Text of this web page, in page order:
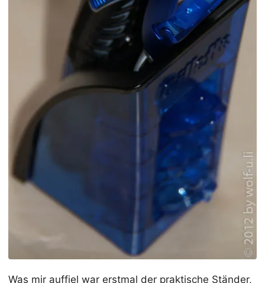
Was mir auffiel war erstmal der praktische Ständer,